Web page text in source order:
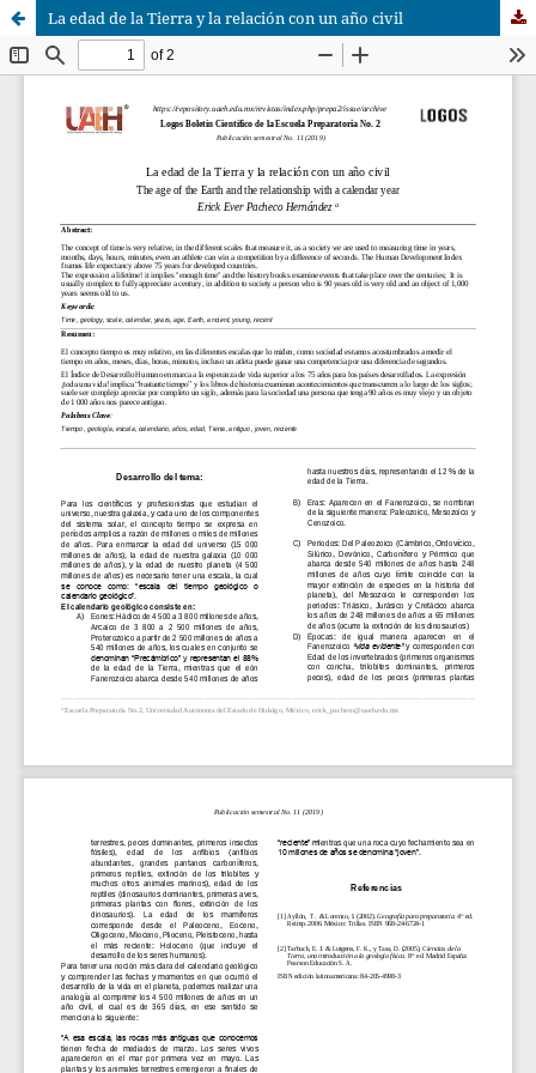
La edad de la Tierra y la relación con un año civil